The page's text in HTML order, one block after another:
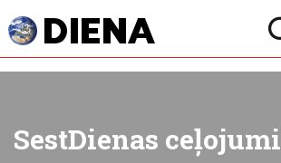
SestDienas ceļojumi